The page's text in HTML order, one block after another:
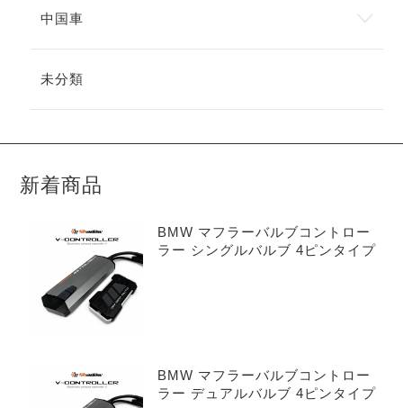
中国車
未分類
新着商品
BMW マフラーバルブコントロー
ラー シングルバルブ 4ピンタイプ
BMW マフラーバルブコントロー
ラー デュアルバルブ 4ピンタイプ